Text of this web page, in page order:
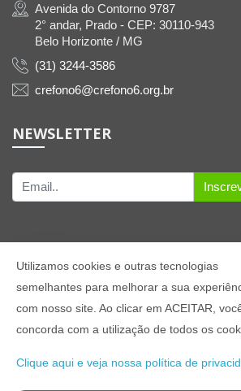
Avenida do Contorno 9787
2° andar, Prado - CEP: 30110-943
Belo Horizonte / MG
(31) 3244-3586
crefono6@crefono6.org.br
NEWSLETTER
© 2021 Todos os direitos reservados
Utilizamos cookies e outras tecnologias
semelhantes para melhorar a sua
com nosso site. Ao clicar em ACEITAR,
concorda com a utilização de todos os
Clique aqui e veja nossa política de